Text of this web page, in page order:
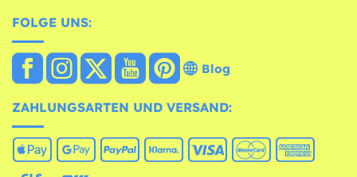
FOLGE UNS:
Blog
ZAHLUNGSARTEN UND VERSAND: